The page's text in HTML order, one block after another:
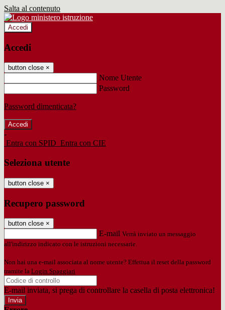
Salta al contenuto
Accedi
Accedi
button close ×
Nome Utente
Password
Password dimenticata?
-
Entra con SPID Entra con CIE
Seleziona utente
button close ×
Recupero password
button close ×
E-mail Verrà inviato un messaggio
all'indirizzo indicato con le istruzioni necessarie.
Non hai una e-mail associata al nome utente? Effettua il reset della password
tramite la Login Spaggiari
E-mail inviata, si prega di controllare la casella di posta elettronica!